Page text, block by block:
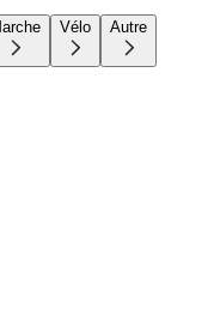
Vélo Autre